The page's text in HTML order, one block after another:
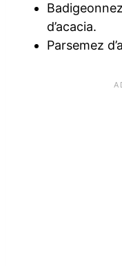
d’acacia.
Parsemez